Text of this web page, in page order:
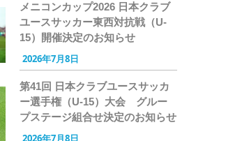
メニコンカップ2026 日本クラブ
ユースサッカー東西対抗戦（U-
15）開催決定のお知らせ
2026年7月8日
第41回 日本クラブユースサッカ
ー選手権（U-15）大会 グルー
プステージ組合せ決定のお知らせ
2026年7月8日